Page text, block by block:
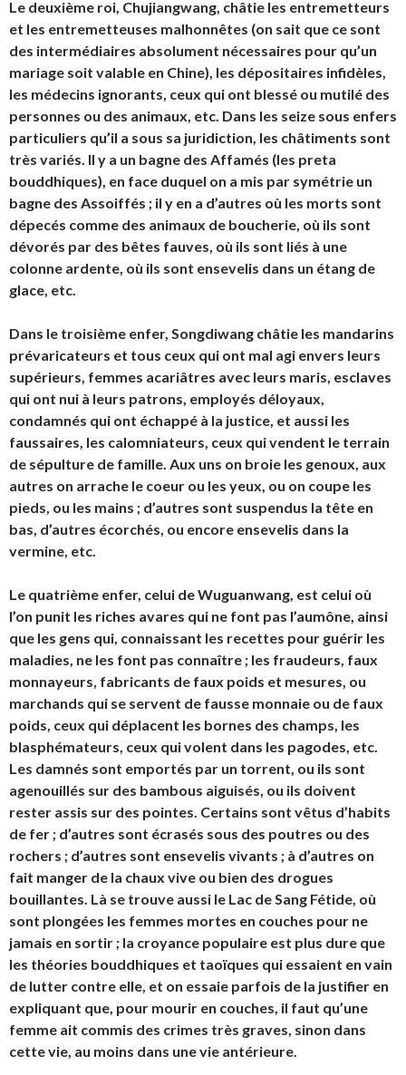
Le deuxième roi, Chujiangwang , châtie les entremetteurs
et les entremetteuses malhonnêtes (on sait que ce sont
des intermédiaires absolument nécessaires pour qu’un
mariage soit valable en Chine), les dépositaires infidèles,
les médecins ignorants, ceux qui ont blessé ou mutilé des
personnes ou des animaux, etc. Dans les seize sous enfers
particuliers qu’il a sous sa juridiction, les châtiments sont
très variés. Il y a un bagne des Affamés (les preta
bouddhiques), en face duquel on a mis par symétrie un
bagne des Assoiffés ; il y en a d’autres où les morts sont
dépecés comme des animaux de boucherie, où ils sont
dévorés par des bêtes fauves, où ils sont liés à une
colonne ardente, où ils sont ensevelis dans un étang de
glace, etc.
Dans le troisième enfer, Songdiwang châtie les mandarins
prévaricateurs et tous ceux qui ont mal agi envers leurs
supérieurs, femmes acariâtres avec leurs maris, esclaves
qui ont nui à leurs patrons, employés déloyaux,
condamnés qui ont échappé à la justice, et aussi les
faussaires, les calomniateurs, ceux qui vendent le terrain
de sépulture de famille. Aux uns on broie les genoux, aux
autres on arrache le coeur ou les yeux, ou on coupe les
pieds, ou les mains ; d’autres sont suspendus la tête en
bas, d’autres écorchés, ou encore ensevelis dans la
vermine, etc.
Le quatrième enfer, celui deWuguanwang , est celui où
l’on punit les riches avares qui ne font pas l’aumône, ainsi
que les gens qui, connaissant les recettes pour guérir les
maladies, ne les font pas connaître ; les fraudeurs, faux
monnayeurs, fabricants de faux poids et mesures, ou
marchands qui se servent de fausse monnaie ou de faux
poids, ceux qui déplacent les bornes des champs, les
blasphémateurs, ceux qui volent dans les pagodes, etc.
Les damnés sont emportés par un torrent, ou ils sont
agenouillés sur des bambous aiguisés, ou ils doivent
rester assis sur des pointes. Certains sont vêtus d’habits
de fer ; d’autres sont écrasés sous des poutres ou des
rochers ; d’autres sont ensevelis vivants ; à d’autres on
fait manger de la chaux vive ou bien des drogues
bouillantes. Là se trouve aussi le Lac de Sang Fétide, où
sont plongées les femmes mortes en couches pour ne
jamais en sortir ; la croyance populaire est plus dure que
les théories bouddhiques et taoïques qui essaient en vain
de lutter contre elle, et on essaie parfois de la justifier en
expliquant que, pour mourir en couches, il faut qu’une
femme ait commis des crimes très graves, sinon dans
cette vie, au moins dans une vie antérieure.